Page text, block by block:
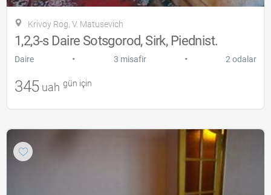
Krivoy Rog, V. Matusevich
1,2,3-s Daire Sotsgorod, Sirk, Piednist.
Daire • 3 misafir • 2 odalar
345 uah gün için